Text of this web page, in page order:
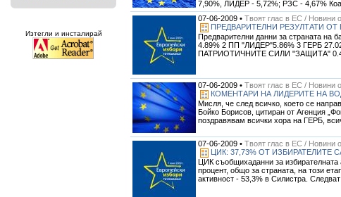
Изтегли и инсталирай
7,90%, ЛИДЕР - 5,72%; РЗС - 4,67%
07-06-2009 • Твоят глас в ЕС / Новини
ПРЕДВАРИТЕЛНИ РЕЗУЛТАТИ ОТ
Предварителни данни за страната на
4.89% 2 ПП "ЛИДЕР"5.86% 3 ГЕРБ
ПАТРИОТИЧНИТЕ СИЛИ "ЗАЩИТА"
07-06-2009 • Твоят глас в ЕС / Новини
КОМЕНТАРИ НА ЛИДЕРИТЕ НА
Мисля, че след всичко, което се
Бойко Борисов, цитиран от Агенция
поздравявам всички хора на ГЕРБ,
07-06-2009 • Твоят глас в ЕС / Новини
ЦИК: 37,73% ОТ ИЗБИРАТЕЛИТЕ
ЦИК съобщихаданни за избирателната
процент, общо за страната, на този
активност - 53,3% в Силистра. Следват